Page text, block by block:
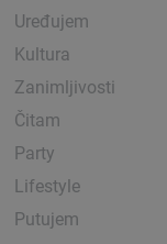
Uređujem
Kultura
Zanimljivosti
Čitam
Party
Lifestyle
Putujem